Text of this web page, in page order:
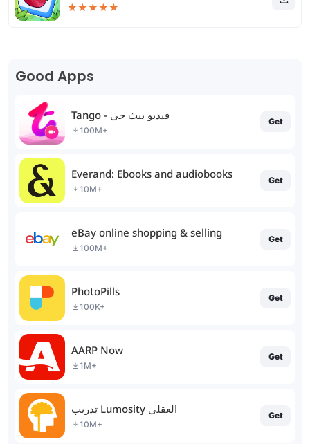
★★★★★
Good Apps
Tango - فيديو ببث حي
100M+
Get
Everand: Ebooks and audiobooks
10M+
Get
eBay online shopping & selling
100M+
Get
PhotoPills
100K+
Get
AARP Now
1M+
Get
تدريب Lumosity العقلي
10M+
Get